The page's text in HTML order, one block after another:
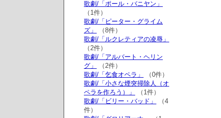
歌劇/「ポール・バニヤン」
（1件）
歌劇/「ピーター・グライム
ズ」
（8件）
歌劇/「ルクレティアの凌辱」
（2件）
歌劇/「アルバート・ヘリン
グ」
（2件）
歌劇/「乞食オペラ」
（0件）
歌劇/「小さな煙突掃除人（オ
ペラを作ろう）」
（1件）
歌劇/「ビリー・バッド」
（4
件）